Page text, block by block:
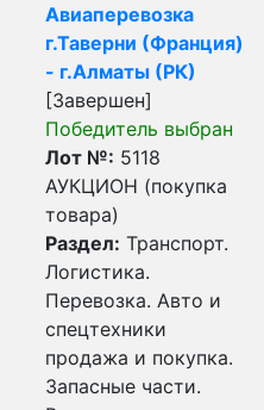
Авиаперевозка
г.Таверни (Франция)
- г.Алматы (РК)
[Завершен]
Победитель выбран
Лот №: 5118
АУКЦИОН (покупка
товара)
Раздел: Транспорт.
Логистика.
Перевозка. Авто и
спецтехники
продажа и покупка.
Запасные части.